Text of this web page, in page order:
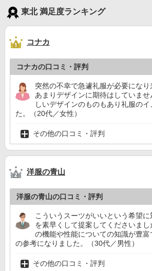
東北 満足度ランキング
コナカ
コナカの口コミ・評判
突然の不幸で急遽礼服が必要にな
あまりデザインに期待はしていま
しいデザインのものもあり礼服の
た。（20代／女性）
その他の口コミ・評判
洋服の青山
洋服の青山の口コミ・評判
こういうスーツがいいという希望
を素早くして提案してくださいま
の機能や性能についての知識が豊
の参考になりました。（30代／男性）
その他の口コミ・評判